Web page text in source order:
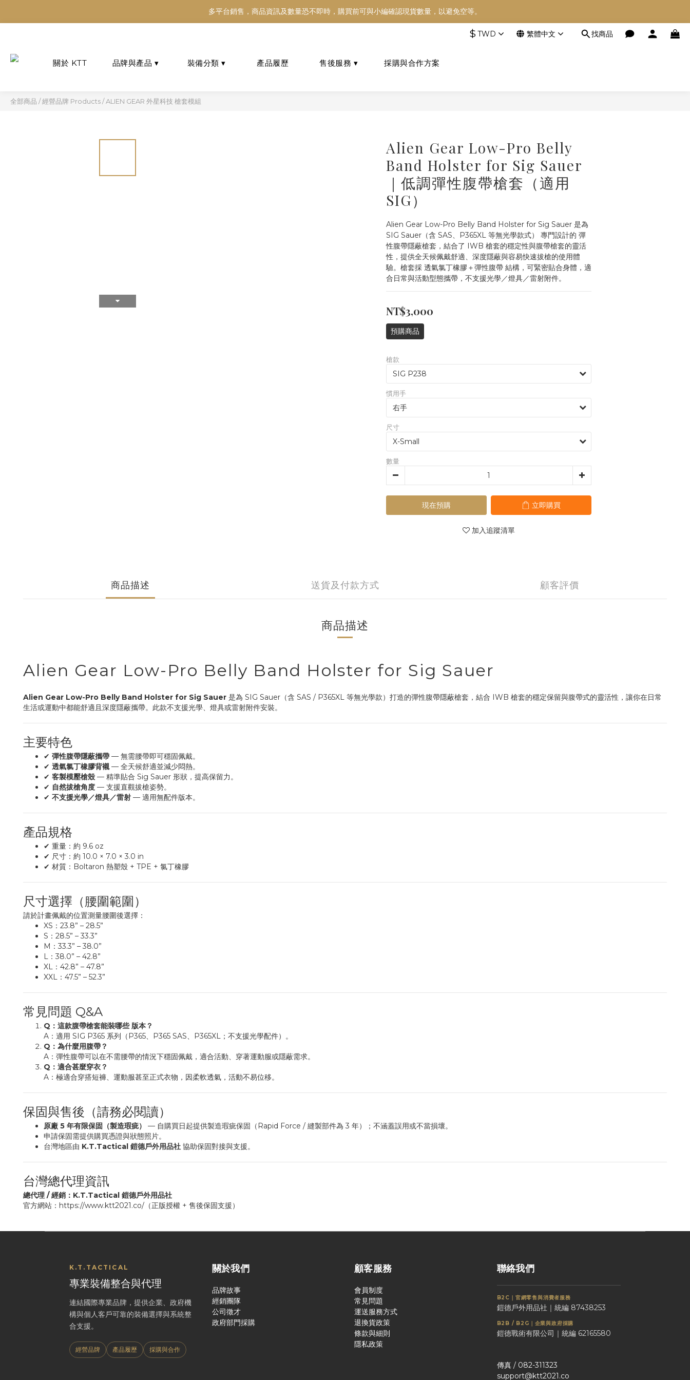
多平台銷售，商品資訊及數量恐不即時，購買前可與小編確認現貨數量，以避免空等。
多平台銷售，商品資訊及數量恐不即時，購買前可與小編確認現貨數量，以避免空等。
多平台銷售，商品資訊及數量恐不即時，購買前可與小編確認現貨數量，以避免空等。
$ TWD 繁體中文 找商品
全部商品 /經營品牌 Products/ALIEN GEAR 外星科技 槍套模組
Alien Gear Low-Pro Belly
Band Holster for Sig Sauer
｜低調彈性腹帶槍套（適用
SIG）
Alien Gear Low-Pro Belly Band Holster for Sig Sauer 是為
SIG Sauer（含 SAS、P365XL 等無光學款式） 專門設計的 彈
性腹帶隱蔽槍套，結合了 IWB 槍套的穩定性與腹帶槍套的靈活
性，提供全天候佩戴舒適、深度隱蔽與容易快速拔槍的使用體
驗。槍套採 透氣氯丁橡膠＋彈性腹帶 結構，可緊密貼合身體，適
合日常與活動型態攜帶，不支援光學／燈具／雷射附件。
NT$3,000
預購商品
槍款
慣用手
尺寸
數量
現在預購 立即購買
加入追蹤清單
商品描述 送貨及付款方式 顧客評價
商品描述
Alien Gear Low-Pro Belly Band Holster for Sig Sauer
Alien Gear Low-Pro Belly Band Holster for Sig Sauer 是為 SIG Sauer（含 SAS / P365XL 等無光學款）打造的彈性腹帶隱蔽槍套，結合 IWB 槍套的穩定保留與腹帶式的靈活性，讓你在日常
生活或運動中都能舒適且深度隱蔽攜帶。此款不支援光學、燈具或雷射附件安裝。
主要特色
✔ 彈性腹帶隱蔽攜帶 — 無需腰帶即可穩固佩戴。
✔ 透氣氯丁橡膠背襯— 全天候舒適並減少悶熱。
✔ 客製模壓槍殼 — 精準貼合 Sig Sauer 形狀，提高保留力。
✔ 自然拔槍角度 — 支援直觀拔槍姿勢。
✔ 不支援光學／燈具／雷射 — 適用無配件版本。
產品規格
✔ 重量：約 9.6 oz
✔ 尺寸：約 10.0 × 7.0 × 3.0 in
✔ 材質：Boltaron 熱塑殼 + TPE + 氯丁橡膠
尺寸選擇（腰圍範圍）
請於計畫佩戴的位置測量腰圍後選擇：
XS：23.8” – 28.5”
S：28.5” – 33.3”
M：33.3” – 38.0”
L：38.0” – 42.8”
XL：42.8” – 47.8”
XXL：47.5” – 52.3”
常見問題 Q&A
Q：這款腹帶槍套能裝哪些 版本？
A：適用 SIG P365 系列（P365、P365 SAS、P365XL；不支援光學配件）。
Q：為什麼用腹帶？
A：彈性腹帶可以在不需腰帶的情況下穩固佩戴，適合活動、穿著運動服或隱蔽需求。
Q：適合甚麼穿衣？
A：極適合穿搭短褲、運動服甚至正式衣物，因柔軟透氣，活動不易位移。
保固與售後（請務必閱讀）
原廠 5 年有限保固（製造瑕疵）
— 自購買日起提供製造瑕疵保固（Rapid Force / 縫製部件為 3 年）；不涵蓋誤用或不當損壞。
申請保固需提供購買憑證與狀態照片。
台灣地區由 K.T.Tactical 鎧德戶外用品社 協助保固對接與支援。
台灣總代理資訊
總代理 / 經銷：K.T.Tactical 鎧德戶外用品社
官方網站：https://www.ktt2021.co/（正版授權 + 售後保固支援）
K.T.TACTICAL
專業裝備整合與代理
連結國際專業品牌，提供企業、政府機
構與個人客戶可靠的裝備選擇與系統整
合支援。
經營品牌 產品履歷 採購與合作
關於我們
品牌故事
經銷團隊
公司徵才
政府部門採購
顧客服務
會員制度
常見問題
運送服務方式
退換貨政策
條款與細則
隱私政策
聯絡我們
B2C｜官網零售與消費者服務
鎧德戶外用品社｜統編 87438253
B2B / B2G｜企業與政府採購
鎧德戰術有限公司｜統編 62165580
傳真 / 082-311323
support@ktt2021.co